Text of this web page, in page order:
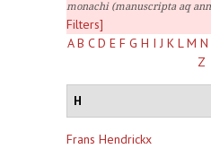
monachi (manuscripta aq
Filters]
A B C D E F G H I J K L M N
Z
H
Frans Hendrickx